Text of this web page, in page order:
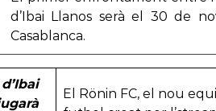
d’Ibai Llanos serà el 30 de
Casablanca.
El Rönin FC, el nou